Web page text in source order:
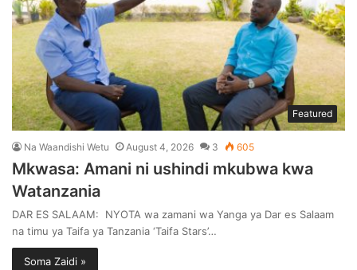
Featured
Na Waandishi Wetu August 4, 2026 3 605
Mkwasa: Amani ni ushindi mkubwa kwa
Watanzania
DAR ES SALAAM: NYOTA wa zamani wa Yanga ya Dar es Salaam
na timu ya Taifa ya Tanzania ‘Taifa Stars’…
Soma Zaidi »